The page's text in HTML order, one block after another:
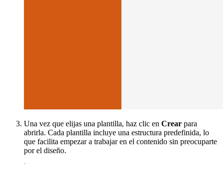
Una vez que elijas una plantilla, haz clic en Crear para
abrirla. Cada plantilla incluye una estructura predefinida, lo
que facilita empezar a trabajar en el contenido sin preocuparte
por el diseño.